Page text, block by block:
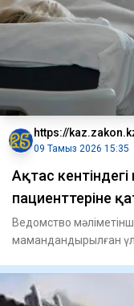
https://
09 Тамыз 2026 15:35
Ақтас
пациенттеріне
Ведомство
мамандандырылған